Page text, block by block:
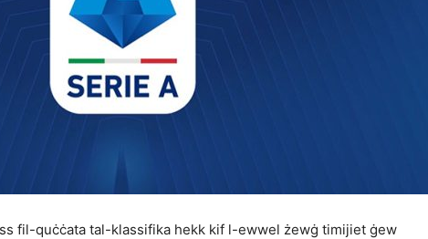
fil-quċċata tal-klassifika hekk kif l-ewwel żewġ timijiet ġew